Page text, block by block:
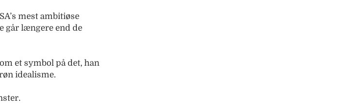
mest ambitiøse
går længere end de
et symbol på det, han
idealisme.